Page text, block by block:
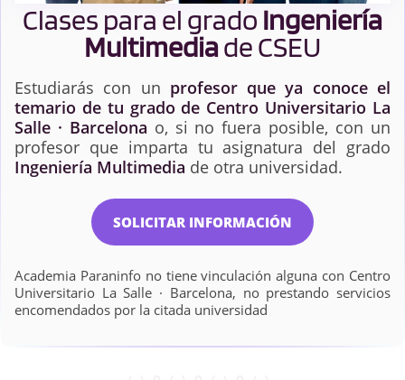
Clases para el grado Ingeniería
Multimediade CSEU
Estudiarás con un profesor que ya conoce el
temario de tu grado de Centro Universitario La
Salle · Barcelona o, si no fuera posible, con un
profesor que imparta tu asignatura del grado
Ingeniería Multimedia de otra universidad.
SOLICITAR INFORMACIÓN
Academia Paraninfo no tiene vinculación alguna con Centro
Universitario La Salle · Barcelona, no prestando servicios
encomendados por la citada universidad